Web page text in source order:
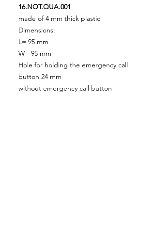
16.NOT.QUA.001
made of 4 mm thick plastic
Dimensions:
L= 95 mm
W= 95 mm
Hole for holding the emergency call
button 24 mm
without emergency call button